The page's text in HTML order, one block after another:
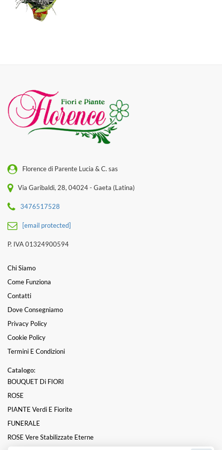
Florence di Parente Lucia & C. sas
Via Garibaldi, 28, 04024 - Gaeta (Latina)
3476517528
[email protected]
P. IVA 01324900594
Chi Siamo
Come Funziona
Contatti
Dove Consegniamo
Privacy Policy
Cookie Policy
Termini E Condizioni
Catalogo:
BOUQUET Di FIORI
ROSE
PIANTE Verdi E Fiorite
FUNERALE
ROSE Vere Stabilizzate Eterne